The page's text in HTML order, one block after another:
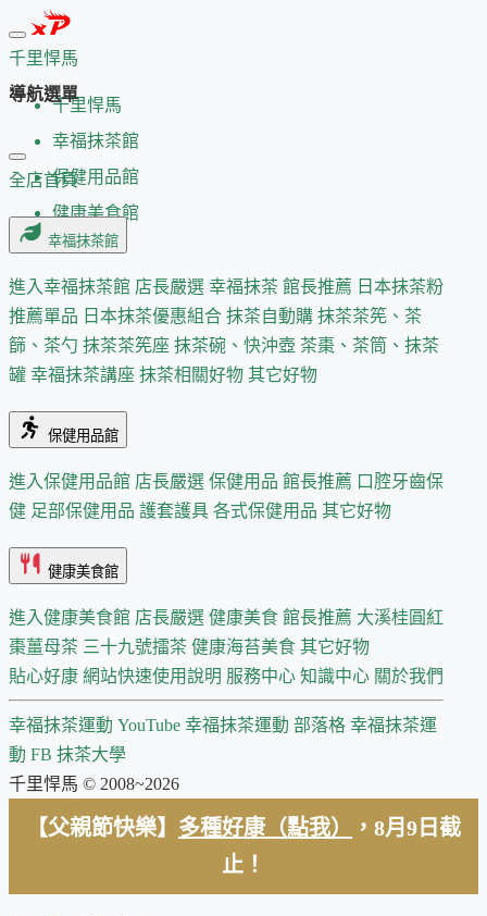
千里悍馬
千里悍馬
幸福抹茶館
保健用品館
健康美食館
導航選單
全店首頁
幸福抹茶館
進入幸福抹茶館 店長嚴選 幸福抹茶 館長推薦 日本抹茶粉
推薦單品 日本抹茶優惠組合 抹茶自動購 抹茶茶筅、茶
篩、茶勺 抹茶茶筅座 抹茶碗、快沖壺 茶棗、茶筒、抹茶
罐 幸福抹茶講座 抹茶相關好物 其它好物
保健用品館
進入保健用品館 店長嚴選 保健用品 館長推薦 口腔牙齒保
健 足部保健用品 護套護具 各式保健用品 其它好物
健康美食館
進入健康美食館 店長嚴選 健康美食 館長推薦 大溪桂圓紅
棗薑母茶 三十九號擂茶 健康海苔美食 其它好物
貼心好康 網站快速使用說明 服務中心 知識中心 關於我們
幸福抹茶運動 YouTube 幸福抹茶運動 部落格 幸福抹茶運
動 FB 抹茶大學
千里悍馬 © 2008~2026
【父親節快樂】 多種好康（點我）
，8月9日截
止！